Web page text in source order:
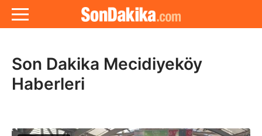
Son Dakika Mecidiyeköy
Haberleri